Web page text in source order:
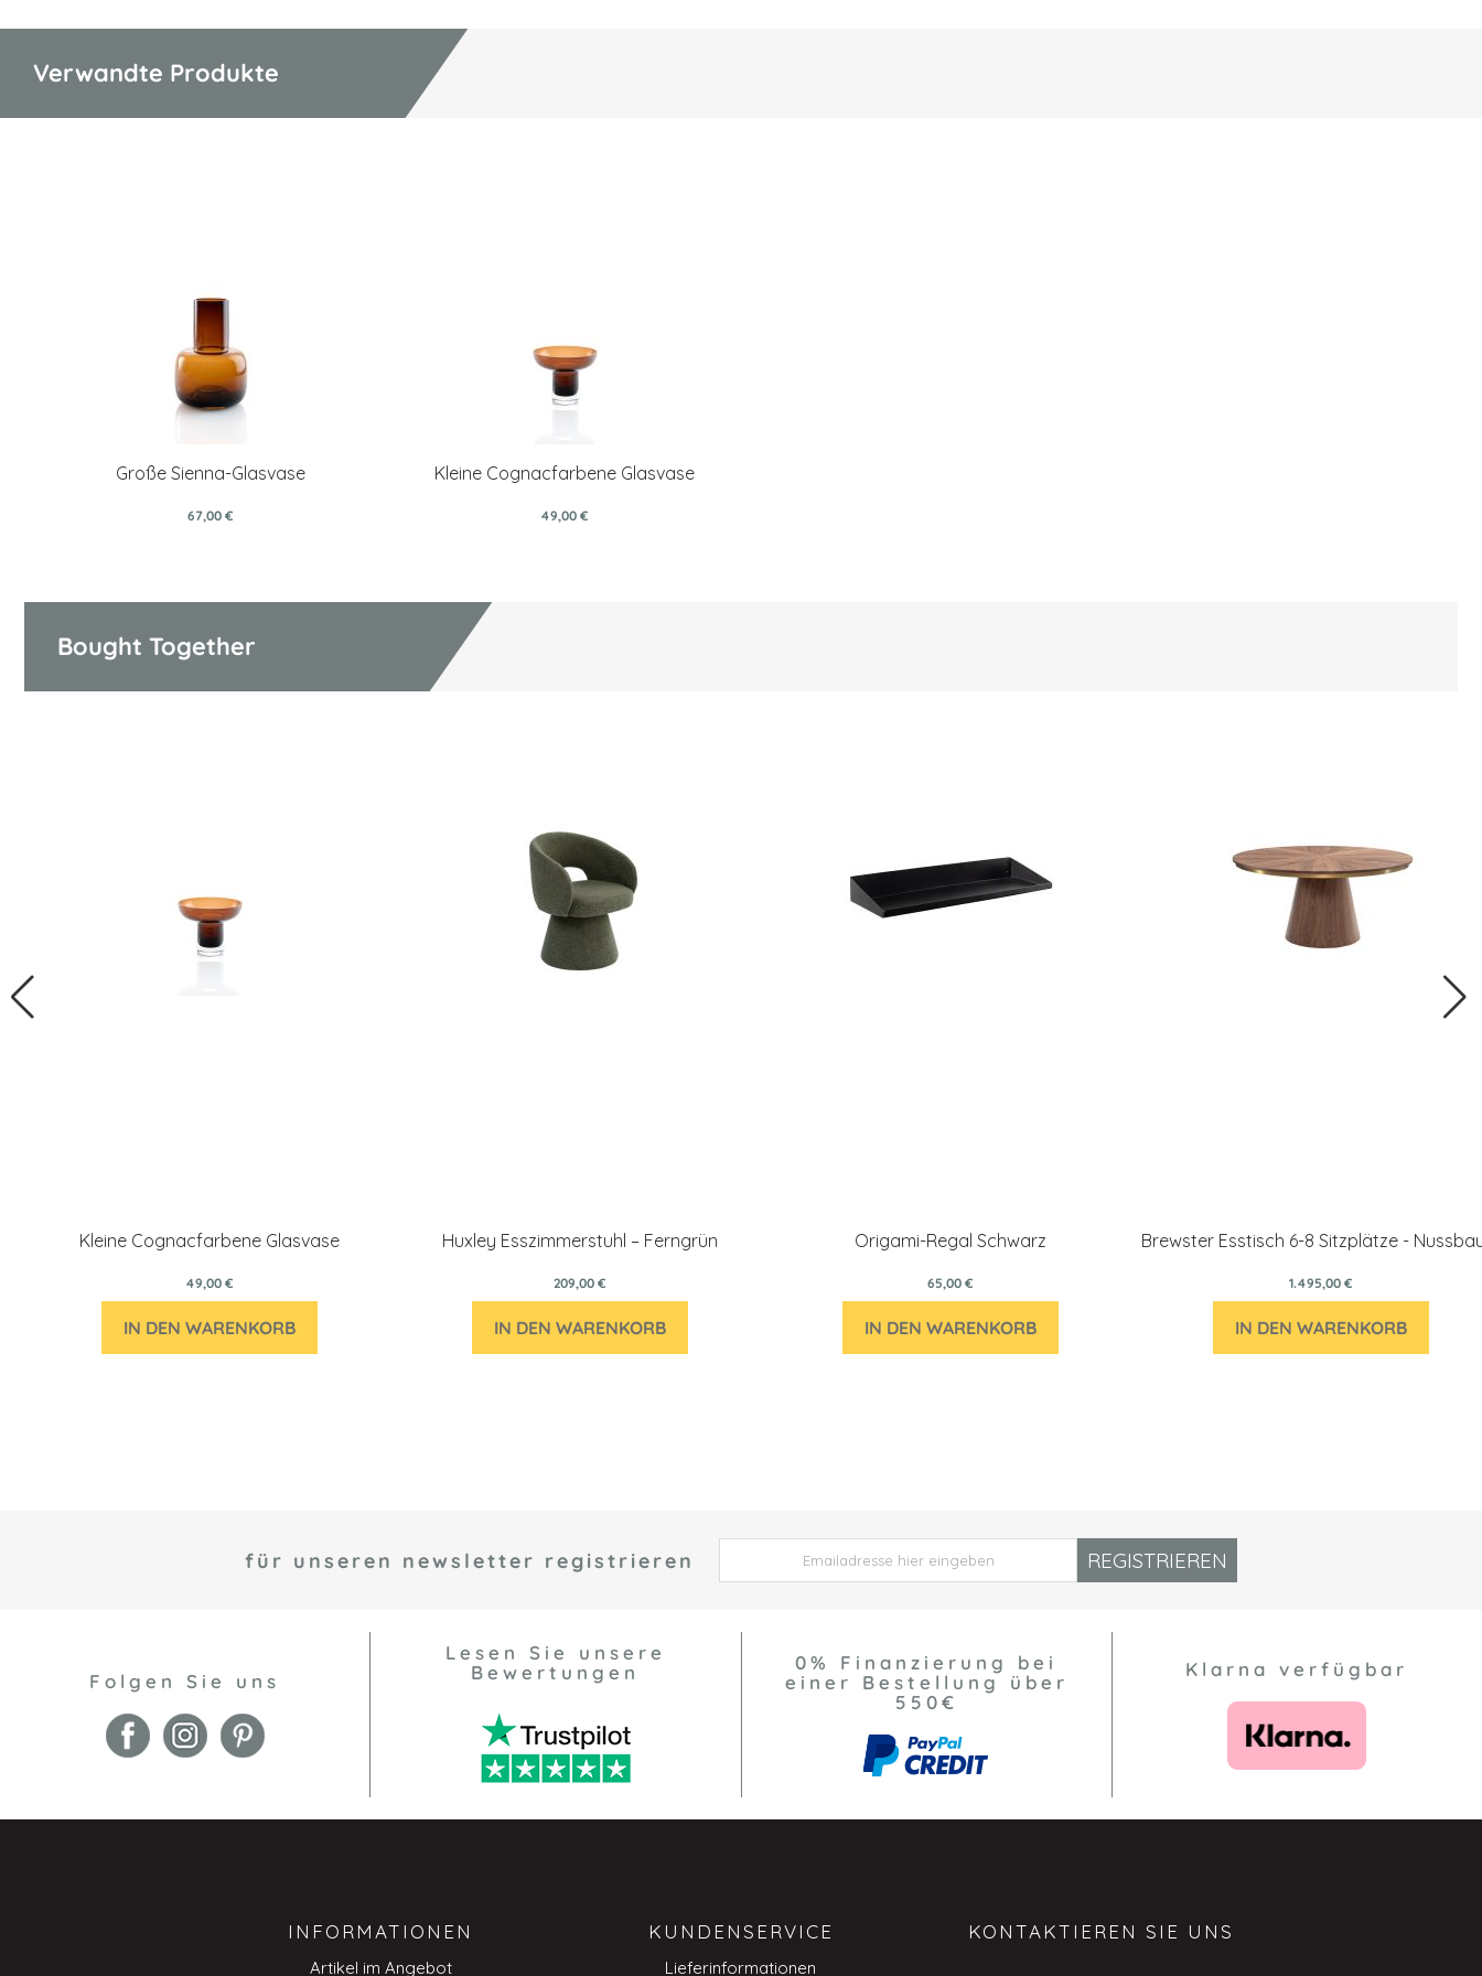
Verwandte Produkte
Große Sienna-Glasvase
67,00 €
Kleine Cognacfarbene Glasvase
49,00 €
Bought Together
Kleine Cognacfarbene Glasvase
49,00 €
IN DEN WARENKORB
Huxley Esszimmerstuhl – Ferngrün
209,00 €
IN DEN WARENKORB
Origami-Regal Schwarz
65,00 €
IN DEN WARENKORB
Brewster Esstisch 6-8 Sitzplätze -
1.495,00 €
IN DEN WARENKORB
für unseren newsletter registrieren REGISTRIEREN
Folgen Sie uns
Lesen Sie unsere
Bewertungen
0% Finanzierung bei
einer Bestellung über
550€
Klarna verfügbar
INFORMATIONEN
Artikel im Angebot
KUNDENSERVICE
Lieferinformationen
KONTAKTIEREN SIE UNS